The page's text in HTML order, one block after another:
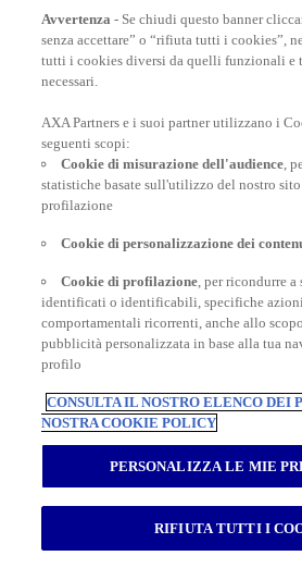
POLIZZE VIAGGIO
INFORMAZIONI UTILI
Inter Partner Assistance S.A. Compagnia di
Tel.06/42118.1 Sede legale Bruxelles – 7,
sociale € 180.702.613,00 interamente versato –
Iscrizione all’Albo Imprese di Assicurazioni e
Autorizzazione Ministeriale n. 19662 del
Roma RM – Numero REA 792129 - Part. I.V.A.
Avvertenza - Se chiudi questo banner
senza accettare” o “rifiuta tutti i cookies”,
tutti i cookies diversi da quelli funzionali e
necessari.
AXA Partners e i suoi partner utilizzano i
seguenti scopi:
Cookie di misurazione dell'audience,
statistiche basate sull'utilizzo del nostro
profilazione
Cookie di personalizzazione dei
Cookie di profilazione, per ricondurre
identificati o identificabili, specifiche
comportamentali ricorrenti, anche allo
pubblicità personalizzata in base alla tua
profilo
CONSULTA IL NOSTRO ELENCO DEI
NOSTRA COOKIE POLICY
PERSONALIZZA LE MIE
RIFIUTA TUTTI I